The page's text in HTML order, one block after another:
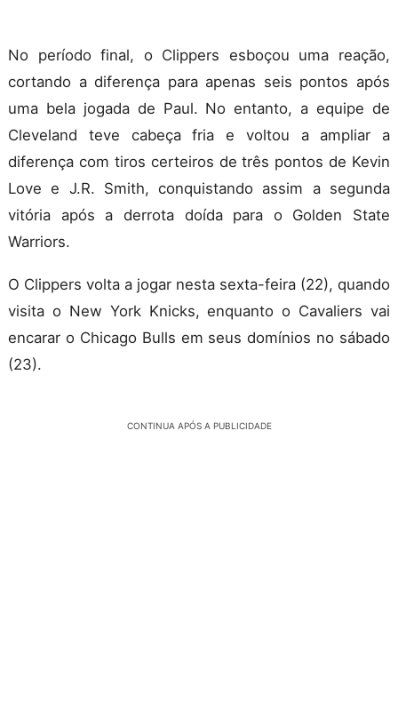
No período final, o Clippers esboçou uma reação,
cortando a diferença para apenas seis pontos após
uma bela jogada de Paul. No entanto, a equipe de
Cleveland teve cabeça fria e voltou a ampliar a
diferença com tiros certeiros de três pontos de Kevin
Love e J.R. Smith, conquistando assim a segunda
vitória após a derrota doída para o Golden State
Warriors.
O Clippers volta a jogar nesta sexta-feira (22), quando
visita o New York Knicks, enquanto o Cavaliers vai
encarar o Chicago Bulls em seus domínios no sábado
(23).
CONTINUA APÓS A PUBLICIDADE